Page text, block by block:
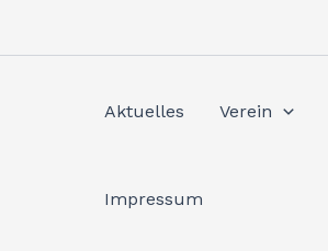
Aktuelles Verein
Impressum